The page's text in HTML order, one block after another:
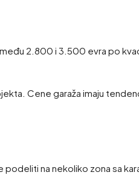
2.800 i 3.500 evra po
Cene garaža imaju
na nekoliko zona sa